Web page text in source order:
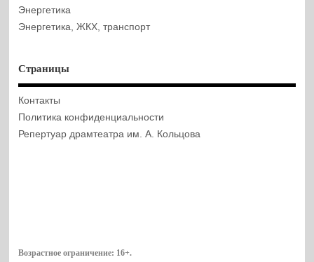
Энергетика
Энергетика, ЖКХ, транспорт
Страницы
Контакты
Политика конфиденциальности
Репертуар драмтеатра им. А. Кольцова
Возрастное ограничение: 16+.